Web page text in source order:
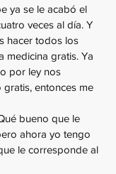
ya se le acabó el
veces al día. Y
hacer todos los
medicina gratis. Ya
por ley nos
entonces me
bueno que le
ahora yo tengo
le corresponde al